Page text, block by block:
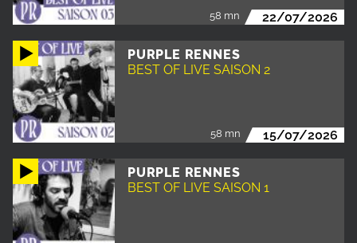
58 mn 22/07/2026
PURPLE RENNES
BEST OF LIVE SAISON 2
58 mn 15/07/2026
PURPLE RENNES
BEST OF LIVE SAISON 1